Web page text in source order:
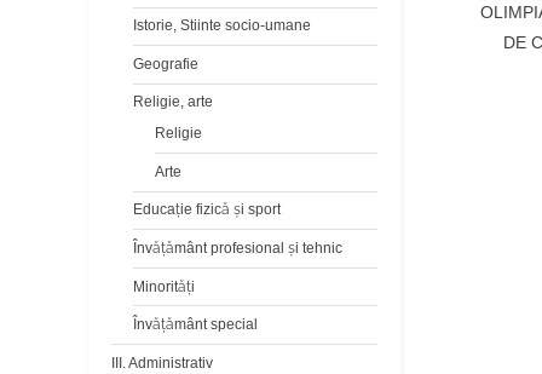
DE
Istorie, Stiinte socio-umane
Geografie
Religie, arte
Religie
Arte
Educaţie fizică şi sport
Învăţământ profesional şi tehnic
Minorităţi
Învăţământ special
III. Administrativ